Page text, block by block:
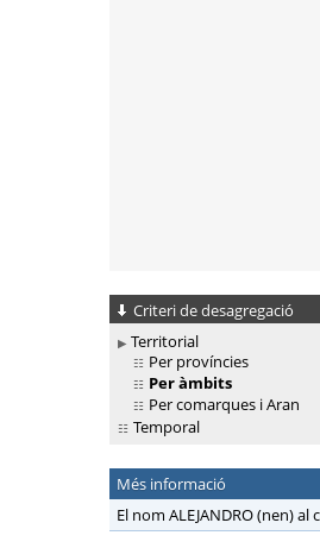
Criteri de desagregació
Territorial
Per províncies
Per àmbits
Per comarques i Aran
Temporal
Més informació
El nom ALEJANDRO (nen)